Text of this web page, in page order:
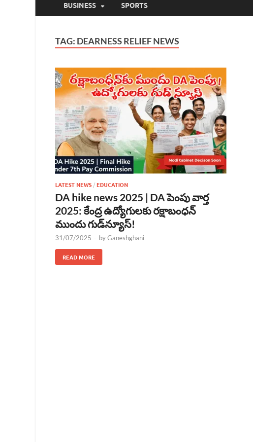
BUSINESS SPORTS
TAG: DEARNESS RELIEF NEWS
LATEST NEWS /EDUCATION
DA hike news 2025 | DA పెంపు వార్త
2025: కేంద్ర ఉద్యోగులకు రక్షాబంధన్
ముందు గుడ్‌న్యూస్!
31/07/2025 - byGaneshghani
READ MORE